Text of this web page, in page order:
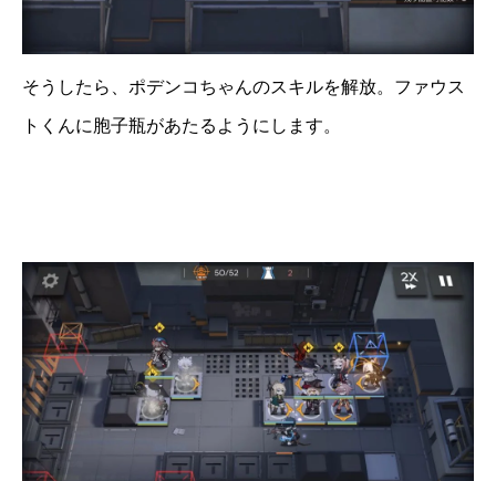
そうしたら、ポデンコちゃんのスキルを解放。ファウス
トくんに胞子瓶があたるようにします。